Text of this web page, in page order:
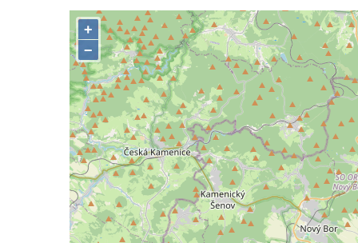
Boží muka na rozcestí východně od Chouče
Kříž na návsi v Lužici
Kříž na návsi v Dobrčicích
Kříž u domu čp. 3 v Chrámcích
Kříž u polní cesty severozápadně od Kozel
Údajný kříž na návsi v Kozlech
Centrální kříž hřbitova v Kozlech
Kříž východně od Oparna u cesty na Lovoš
Pamětní kříž na Lovoši
Kříž na rozcestí u domu čp. 49 ve Svojkově